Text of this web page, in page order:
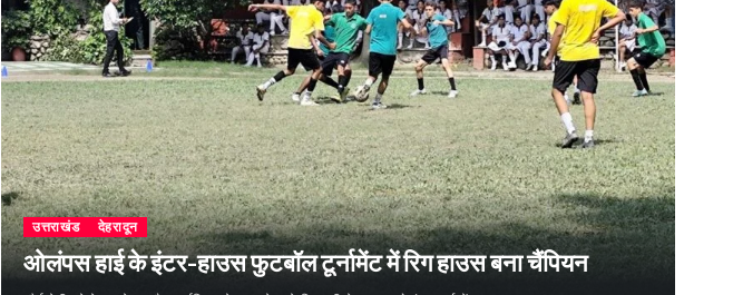
उत्तराखंड देहरादून
ओलंपस हाई के इंटर-हाउस फुटबॉल टूर्नामेंट में रिग हाउस बना चैंपियन